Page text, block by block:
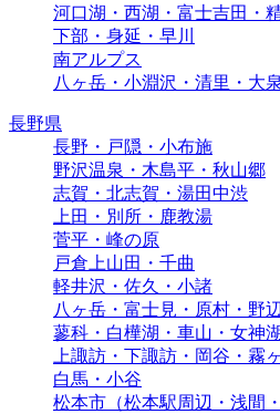
河口湖・西湖・富士吉田・
下部・身延・早川
南アルプス
八ヶ岳・小淵沢・清里・大泉
長野県
長野・戸隠・小布施
野沢温泉・木島平・秋山郷
志賀・北志賀・湯田中渋
上田・別所・鹿教湯
菅平・峰の原
戸倉上山田・千曲
軽井沢・佐久・小諸
八ヶ岳・富士見・原村・野
蓼科・白樺湖・車山・女神
上諏訪・下諏訪・岡谷・霧
白馬・小谷
松本市（松本駅周辺・浅間